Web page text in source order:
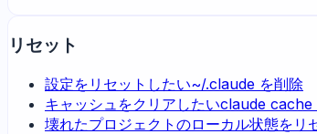
リセット
設定をリセットしたい~/.claude を削除
キャッシュをクリアしたいclaude cache
壊れたプロジェクトのローカル状態をリ